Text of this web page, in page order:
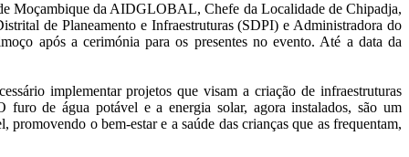
Moçambique da AIDGLOBAL, Chefe da Localidade de Chipadja,
de Planeamento e Infraestruturas (SDPI) e Administradora do
após a cerimónia para os presentes no evento. Até a data da
implementar projetos que visam a criação de infraestruturas
de água potável e a energia solar, agora instalados, são um
promovendo o bem-estar e a saúde das crianças que as frequentam,